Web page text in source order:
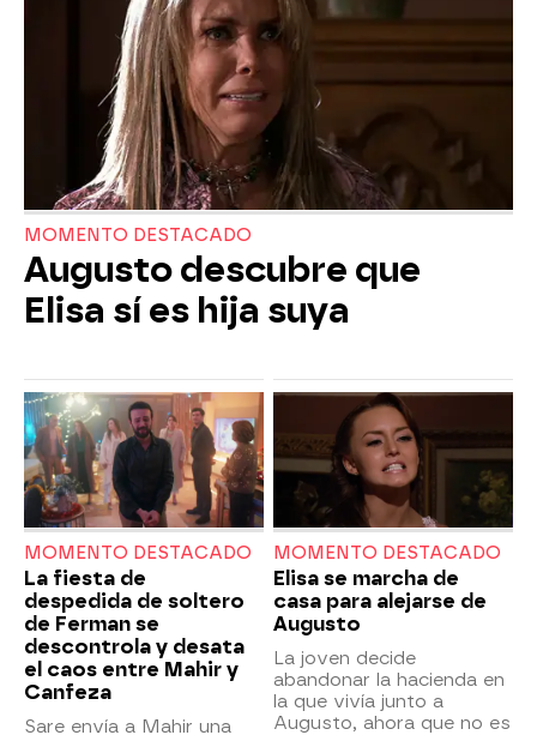
MOMENTO DESTACADO
Augusto descubre que
Elisa sí es hija suya
MOMENTO DESTACADO
La fiesta de
despedida de soltero
de Ferman se
descontrola y desata
el caos entre Mahir y
Canfeza
Sare envía a Mahir una
MOMENTO DESTACADO
Elisa se marcha de
casa para alejarse de
Augusto
La joven decide
abandonar la hacienda en
la que vivía junto a
Augusto, ahora que no es